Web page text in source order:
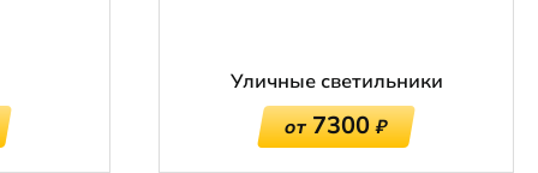
Уличные светильники
от7300₽